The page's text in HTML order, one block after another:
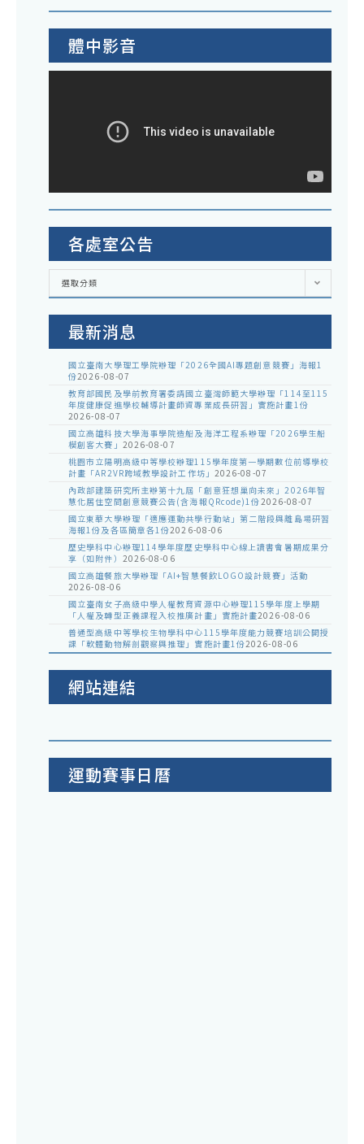
體中影音
各處室公告
各
室
選取分類
最新消息
國立臺南大學理工學院辦理「2026全國AI專題創意競賽」海報1
份2026-08-07
教育部國民及學前教育署委請國立臺灣師範大學辦理「114至115
年度健康促進學校輔導計畫師資專業成長研習」實施計畫1份
2026-08-07
國立高雄科技大學海事學院造船及海洋工程系辦理「2026學生船
模創客大賽」 2026-08-07
桃園市立陽明高級中等學校辦理115學年度第一學期數位前導學校
計畫「AR2VR跨域教學設計工作坊」 2026-08-07
內政部建築研究所主辦第十九屆「創意狂想巢向未來」2026年智
慧化居住空間創意競賽公告(含海報QRcode)1份2026-08-07
國立東華大學辦理「適應運動共學行動站」第二階段與離島場研習
海報1份及各區簡章各1份2026-08-06
歷史學科中心辦理114學年度歷史學科中心線上讀書會暑期成果分
享（如附件） 2026-08-06
國立高雄餐旅大學辦理「AI+智慧餐飲LOGO設計競賽」活動
2026-08-06
國立臺南女子高級中學人權教育資源中心辦理115學年度上學期
「人權及轉型正義課程入校推廣計畫」實施計畫2026-08-06
普通型高級中等學校生物學科中心115學年度能力競賽培訓公開授
課「軟體動物解剖觀察與推理」實施計畫1份2026-08-06
網站連結
運動賽事日曆